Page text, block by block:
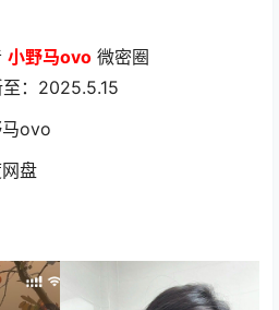
小野马ovo 微密圈
：2025.5.15
马ovo
网盘